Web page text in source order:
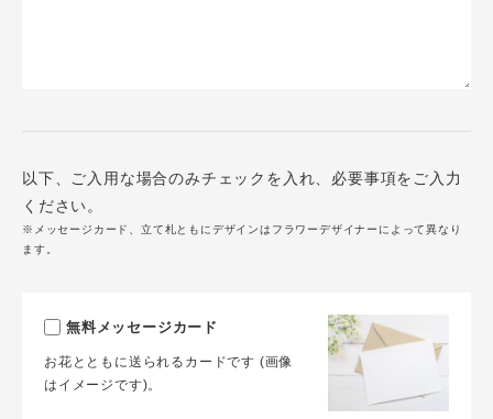
以下、ご入用な場合のみチェックを入れ、必要事項をご入力
ください。
※メッセージカード、立て札ともにデザインはフラワーデザイナーによって異なり
ます。
無料メッセージカード
お花とともに送られるカードです (画像
はイメージです)。